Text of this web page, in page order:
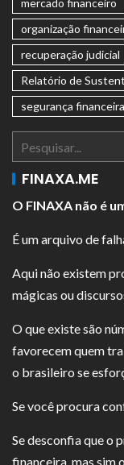
mercado financeiro
organização
recuperação judicial
Relatório de
segurança financeira
FINAXA.ME
O FINAXA não é
É um arquivo de
Aqui não existem
mágicas ou
O que existe são
favorecem quem
o brasileiro se
Se você procura
Se desconfia que o
financeira, mas sim